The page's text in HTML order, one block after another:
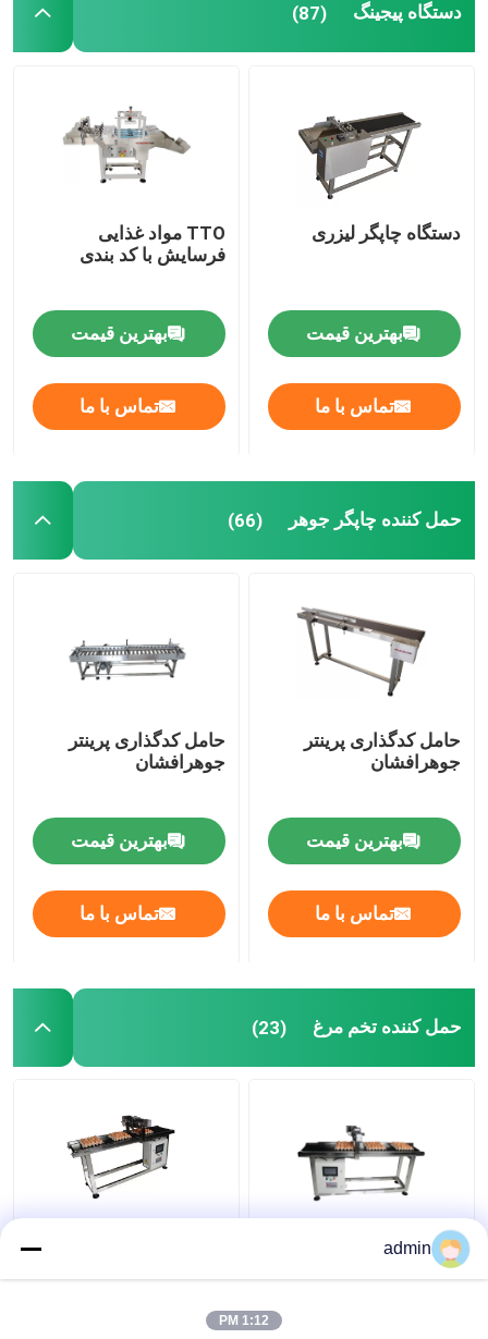
دستگاه پیجینگ (87)
دستگاه چاپگر لیزری
بهترین قیمت
تماس با ما
TTO مواد غذایی
فرسایش با کد بندی
بهترین قیمت
تماس با ما
حمل کننده چاپگر جوهر (66)
حامل کدگذاری پرینتر
جوهرافشان
بهترین قیمت
تماس با ما
حامل کدگذاری پرینتر
جوهرافشان
بهترین قیمت
تماس با ما
حمل کننده تخم مرغ (23)
E5 400W X Traverse
System Egg Coding
admin
1:12 PM